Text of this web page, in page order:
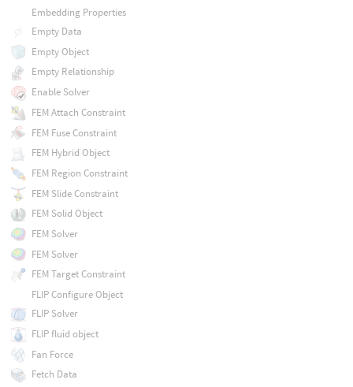
Embedding Properties
Empty Data
Empty Object
Empty Relationship
Enable Solver
FEM Attach Constraint
FEM Fuse Constraint
FEM Hybrid Object
FEM Region Constraint
FEM Slide Constraint
FEM Solid Object
FEM Solver
FEM Solver
FEM Target Constraint
FLIP Configure Object
FLIP Solver
FLIP fluid object
Fan Force
Fetch Data